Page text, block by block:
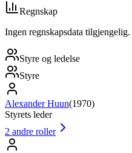
Regnskap
Ingen regnskapsdata tilgjengelig.
Styre og ledelse
Styre
Alexander Huun(1970)
Styrets leder
2 andre roller